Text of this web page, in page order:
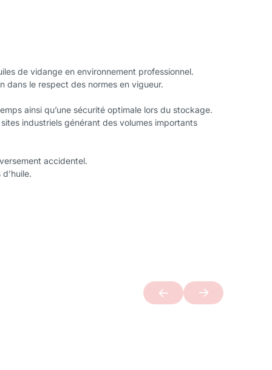
de vidange en environnement professionnel.
dans le respect des normes en vigueur.
ainsi qu’une sécurité optimale lors du stockage.
industriels générant des volumes importants
accidentel.